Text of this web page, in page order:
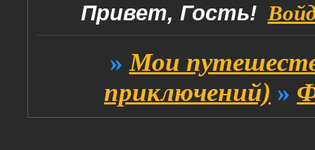
Привет, Гость!
» Мои
приключений) »